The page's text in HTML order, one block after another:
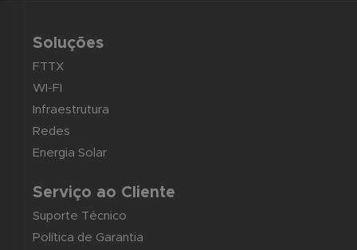
Soluções
FTTX
WI-FI
Infraestrutura
Redes
Energia Solar
Serviço ao Cliente
Suporte Técnico
Política de Garantia